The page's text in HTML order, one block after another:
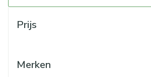
Prijs
Merken